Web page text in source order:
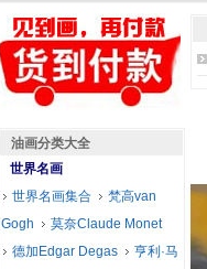
油画分类大全
世界名画
世界名画集合
梵高van
Gogh
莫奈Claude Monet
德加Edgar Degas
亨利·马